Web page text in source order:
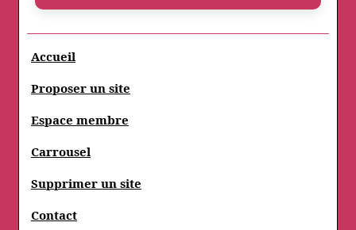
Accueil
Proposer un site
Espace membre
Carrousel
Supprimer un site
Contact